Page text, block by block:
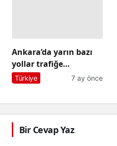
Ankara’da yarın bazı
yollar trafiğe
kapatılacak
Türkiye 7 ay önce
Bir Cevap Yaz